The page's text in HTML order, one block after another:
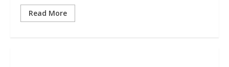
Read More